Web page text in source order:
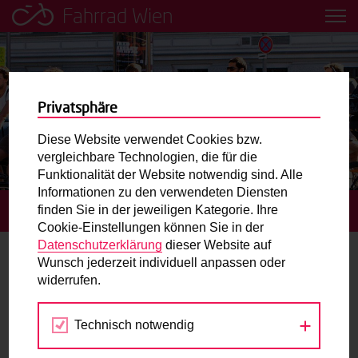
Fahrrad Wien
Leih dir einfach ein Transportfahrrad in deiner Nähe aus!
Mobilitätsbildung für Kinder und
Jugendliche
Radweg-Projektkarte
Routenplaner
Mit dem Fahrrad in Wien unterwegs? Hier finden Sie die
beste Route.
Wunschbox
Sie haben ein Anliegen zum Radverkehr? Schreiben Sie
STARTSEITE TERMINE BIKE FESTIVAL WIEN 2026
28.-29.
MÄR
2026
Privatsphäre
Diese Website verwendet Cookies bzw.
vergleichbare Technologien, die für die
Funktionalität der Website notwendig sind. Alle
Informationen zu den verwendeten Diensten
finden Sie in der jeweiligen Kategorie. Ihre
Cookie-Einstellungen können Sie in der
Datenschutzerklärung dieser Website auf
Wunsch jederzeit individuell anpassen oder
widerrufen.
Technisch notwendig